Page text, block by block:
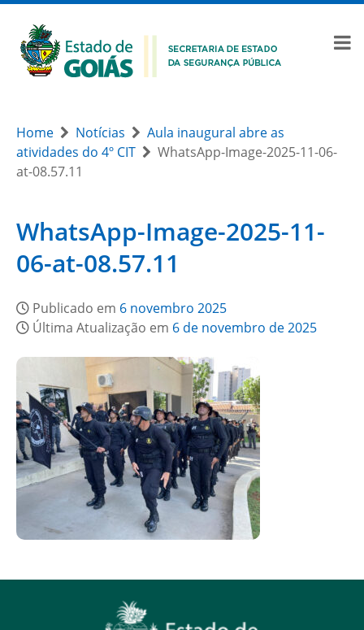
Home Notícias
Aula inaugural abre as
atividades do 4º CIT
WhatsApp-Image-2025-11-06-
at-08.57.11
WhatsApp-Image-2025-11-
06-at-08.57.11
Publicado em 6 novembro 2025
Última Atualização em 6 de novembro de 2025